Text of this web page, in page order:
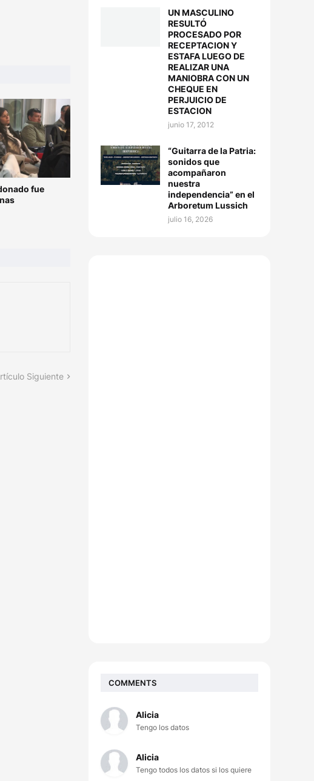
fue
Siguiente
UN MASCULINO
RESULTÓ
PROCESADO POR
RECEPTACION Y
ESTAFA LUEGO DE
REALIZAR UNA
MANIOBRA CON UN
CHEQUE EN
PERJUICIO DE
ESTACION
junio 17, 2012
“Guitarra de la Patria:
sonidos que
acompañaron
nuestra
independencia” en el
Arboretum Lussich
julio 16, 2026
COMMENTS
Alicia
Tengo los datos
Alicia
Tengo todos los datos si los quiere